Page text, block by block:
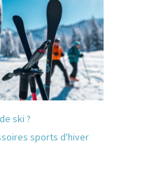
ski ?
sports d'hiver